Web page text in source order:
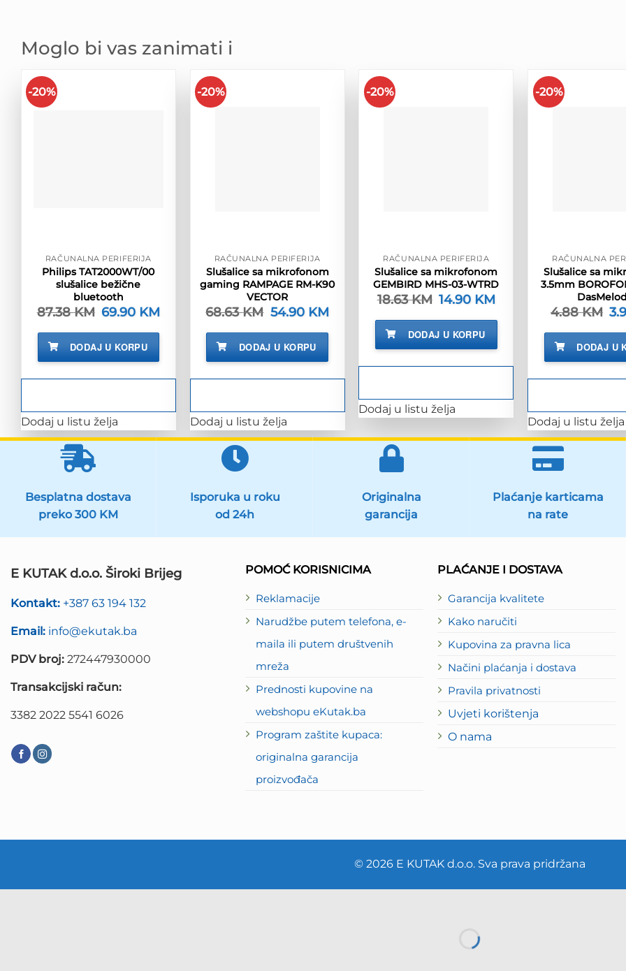
Moglo bi vas zanimati i
-20%
RAČUNALNA PERIFERIJA
Philips TAT2000WT/00
slušalice bežične
bluetooth
87.38KM Izvorna
cijena
bila
87.38 KM.
69.90 KM Trenutna
DODAJ U KORPU
Dodaj u listu želja
-20%
RAČUNALNA PERIFERIJA
Slušalice sa mikrofonom
gaming RAMPAGE RM-K90
VECTOR
68.63KM Izvorna
cijena
bila
68.63 KM.
54.90 KM
54.90 KM.
DODAJ U KORPU
Dodaj u listu želja
-20%
RAČUNALNA PERIFERIJA
Slušalice sa mikrofonom
GEMBIRD MHS-03-WTRD
18.63KM Izvorna
cijena
bila
18.63 KM.
14.90 KM
je:
DODAJ U KORPU
Dodaj u listu želja
-20%
RAČUNALNA
Slušalice sa
3.5mm
4.88KM
DODAJ U
Dodaj u listu želja
Besplatna dostava
preko 300 KM
Isporuka u roku
od 24h
Originalna
garancija
Plaćanje karticama
na rate
E KUTAK d.o.o. Široki Brijeg
Kontakt: +387 63 194 132
Email: info@ekutak.ba
PDV broj: 272447930000
Transakcijski račun:
3382 2022 5541 6026
POMOĆ KORISNICIMA
Reklamacije
Narudžbe putem telefona, e-
maila ili putem društvenih
mreža
Prednosti kupovine na
webshopu eKutak.ba
Program zaštite kupaca:
originalna garancija
proizvođača
PLAĆANJE I DOSTAVA
Garancija kvalitete
Kako naručiti
Kupovina za pravna lica
Načini plaćanja i dostava
Pravila privatnosti
Uvjeti korištenja
O nama
© 2026 E KUTAK d.o.o. Sva prava pridržana